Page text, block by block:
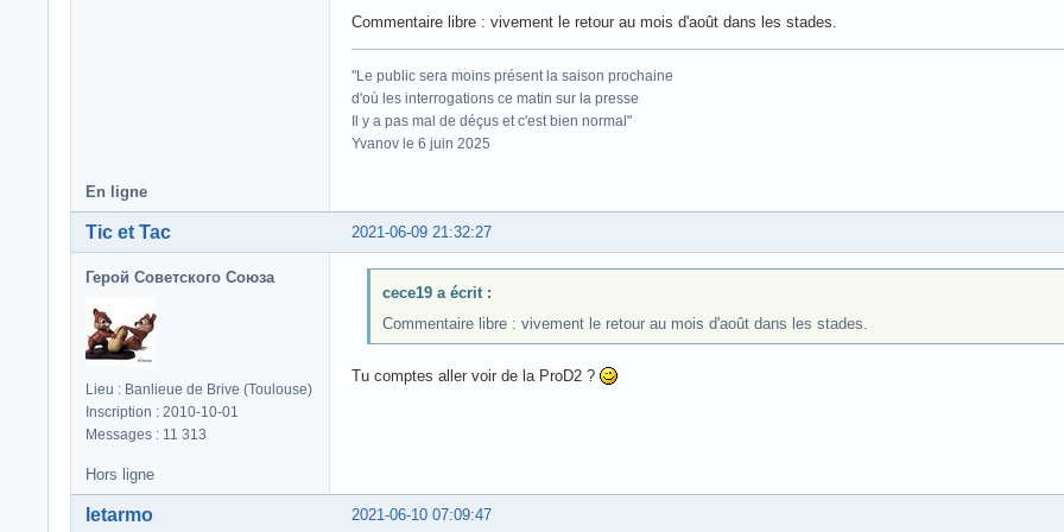
Commentaire libre : vivement le retour au mois d'août dans les stades.
"Le public sera moins présent la saison prochaine
d'où les interrogations ce matin sur la presse
Il y a pas mal de déçus et c'est bien normal"
Yvanov le 6 juin 2025
En ligne
2021-06-09 21:32:27
Tic et Tac
Герой Советского Союза
Lieu : Banlieue de Brive (Toulouse)
Inscription : 2010-10-01
Messages : 11 313
cece19 a écrit :
Commentaire libre : vivement le retour au mois d'août dans les stades.
Tu comptes aller voir de la ProD2 ?
Hors ligne
2021-06-10 07:09:47
letarmo